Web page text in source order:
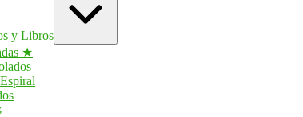
y Libros
★